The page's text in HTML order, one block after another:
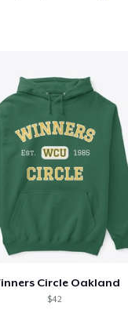
Circle Oakland
$42